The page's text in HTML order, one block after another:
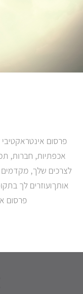
פרסום
אכפתיות, חברות,
לצרכים שלך, מקדמים
אותךועוזרים לך
פרסום